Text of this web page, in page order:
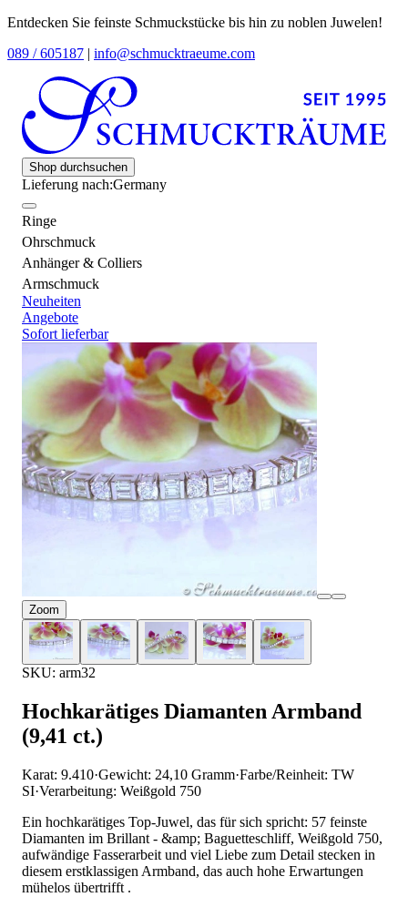
Entdecken Sie feinste Schmuckstücke bis hin zu noblen Juwelen!
089 / 605187 | info@schmucktraeume.com
Shop durchsuchen
Lieferung nach:Germany
Ringe
Ohrschmuck
Anhänger & Colliers
Armschmuck
Neuheiten
Angebote
Sofort lieferbar
Zoom
SKU: arm32
Hochkarätiges Diamanten Armband
(9,41 ct.)
Karat: 9.410·Gewicht: 24,10 Gramm·Farbe/Reinheit: TW
SI·Verarbeitung: Weißgold 750
Ein hochkarätiges Top-Juwel, das für sich spricht: 57 feinste
Diamanten im Brillant - &amp; Baguetteschliff, Weißgold 750,
aufwändige Fasserarbeit und viel Liebe zum Detail stecken in
diesem erstklassigen Armband, das auch hohe Erwartungen
mühelos übertrifft .